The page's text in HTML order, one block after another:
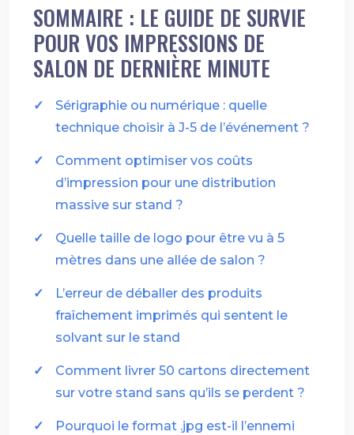
SOMMAIRE : LE GUIDE DE SURVIE
POUR VOS IMPRESSIONS DE
SALON DE DERNIÈRE MINUTE
Sérigraphie ou numérique : quelle
technique choisir à J-5 de l’événement ?
Comment optimiser vos coûts
d’impression pour une distribution
massive sur stand ?
Quelle taille de logo pour être vu à 5
mètres dans une allée de salon ?
L’erreur de déballer des produits
fraîchement imprimés qui sentent le
solvant sur le stand
Comment livrer 50 cartons directement
sur votre stand sans qu’ils se perdent ?
Pourquoi le format .jpg est-il l’ennemi